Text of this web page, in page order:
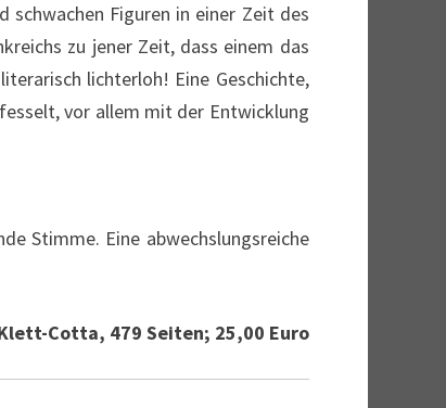
schwachen Figuren in einer Zeit des
zu jener Zeit, dass einem das
lichterloh! Eine Geschichte,
vor allem mit der Entwicklung
Stimme. Eine abwechslungsreiche
Cotta, 479 Seiten; 25,00 Euro